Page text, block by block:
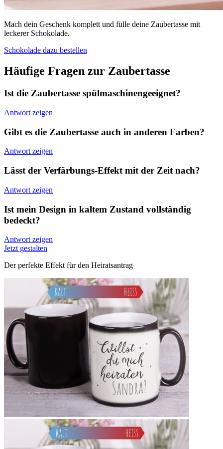
Mach dein Geschenk komplett und fülle deine Zaubertasse mit
leckerer Schokolade.
Schokolade dazu bestellen
Häufige Fragen zur Zaubertasse
Ist die Zaubertasse spülmaschinengeeignet?
Antwort zeigen
Gibt es die Zaubertasse auch in anderen Farben?
Antwort zeigen
Lässt der Verfärbungs-Effekt mit der Zeit nach?
Antwort zeigen
Ist mein Design in kaltem Zustand vollständig
bedeckt?
Antwort zeigen
Jetzt gestalten
Der perfekte Effekt für den Heiratsantrag